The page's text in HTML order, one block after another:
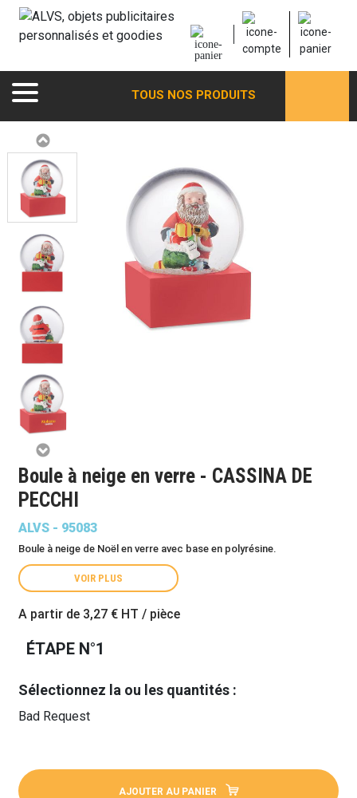
TOUS NOS PRODUITS
Boule à neige en verre - CASSINA DE
PECCHI
ALVS - 95083
Boule à neige de Noël en verre avec base en polyrésine.
VOIR PLUS
A partir de 3,27 € HT / pièce
ÉTAPE N°1
Sélectionnez la ou les quantités :
Bad Request
AJOUTER AU PANIER